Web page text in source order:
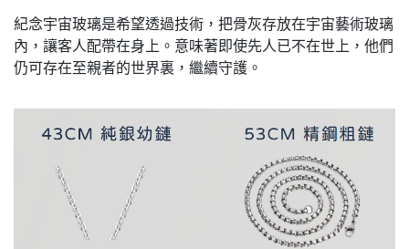
紀念宇宙玻璃是希望透過技術，把骨灰存放在宇宙藝術玻璃
內，讓客人配帶在身上。意味著即使先人已不在世上，他們
仍可存在至親者的世界裏，繼續守護。